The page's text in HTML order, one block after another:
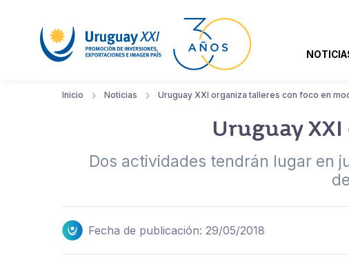
Inicio Noticias Uruguay XXI organiza talleres con foco en
Uruguay
Dos actividades tendrán lugar en
Fecha de publicación: 29/05/2018